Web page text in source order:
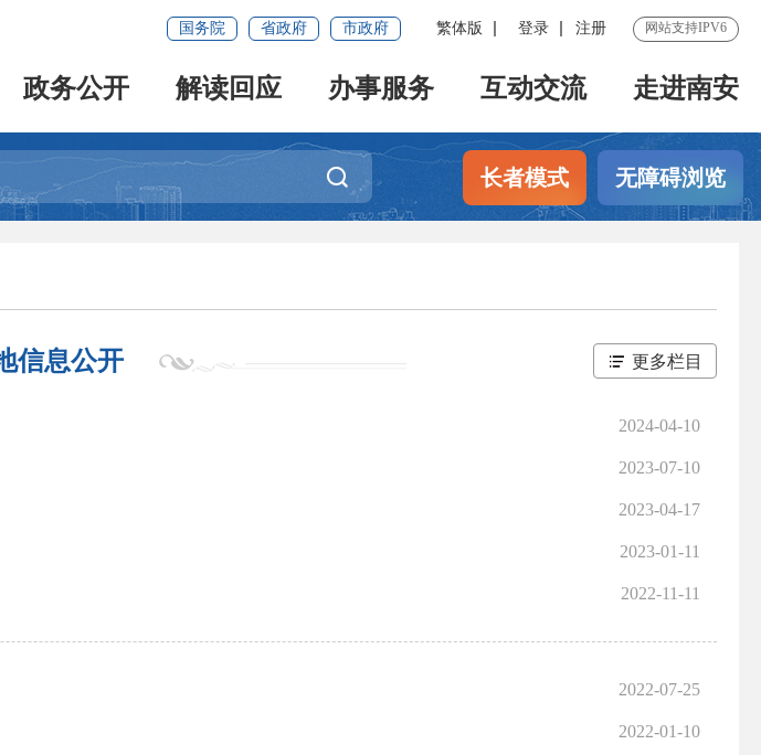
国务院 省政府 市政府 繁体版 登录 注册 网站支持IPV6
政务公开 解读回应 办事服务 互动交流 走进南安
长者模式 无障碍浏览
信息公开 更多栏目
2024-04-10
2023-07-10
2023-04-17
2023-01-11
2022-11-11
2022-07-25
2022-01-10